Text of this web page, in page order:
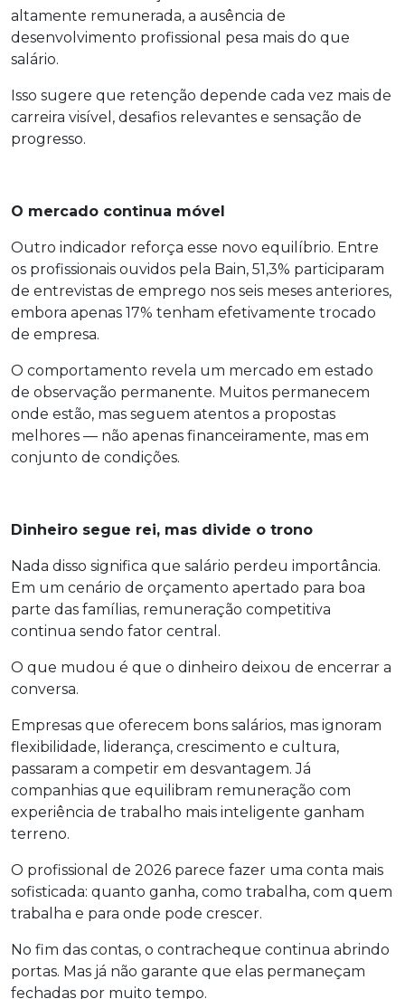
altamente remunerada, a ausência de
desenvolvimento profissional pesa mais do que
salário.
Isso sugere que retenção depende cada vez mais de
carreira visível, desafios relevantes e sensação de
progresso.
O mercado continua móvel
Outro indicador reforça esse novo equilíbrio. Entre
os profissionais ouvidos pela Bain, 51,3% participaram
de entrevistas de emprego nos seis meses anteriores,
embora apenas 17% tenham efetivamente trocado
de empresa.
O comportamento revela um mercado em estado
de observação permanente. Muitos permanecem
onde estão, mas seguem atentos a propostas
melhores — não apenas financeiramente, mas em
conjunto de condições.
Dinheiro segue rei, mas divide o trono
Nada disso significa que salário perdeu importância.
Em um cenário de orçamento apertado para boa
parte das famílias, remuneração competitiva
continua sendo fator central.
O que mudou é que o dinheiro deixou de encerrar a
conversa.
Empresas que oferecem bons salários, mas ignoram
flexibilidade, liderança, crescimento e cultura,
passaram a competir em desvantagem. Já
companhias que equilibram remuneração com
experiência de trabalho mais inteligente ganham
terreno.
O profissional de 2026 parece fazer uma conta mais
sofisticada: quanto ganha, como trabalha, com quem
trabalha e para onde pode crescer.
No fim das contas, o contracheque continua abrindo
portas. Mas já não garante que elas permaneçam
fechadas por muito tempo.